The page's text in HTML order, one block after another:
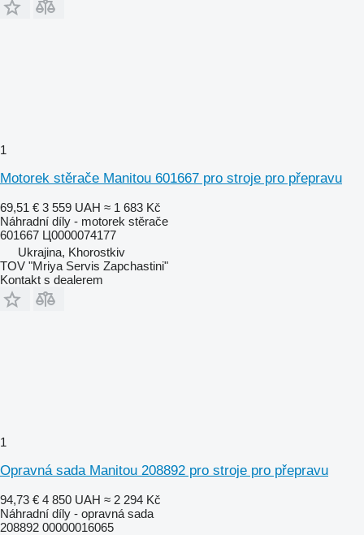
1
Motorek stěrače Manitou 601667 pro stroje pro přepravu
69,51 € 3 559 UAH ≈ 1 683 Kč
Náhradní díly - motorek stěrače
601667 Ц0000074177
Ukrajina, Khorostkiv
TOV "Mriya Servis Zapchastini"
Kontakt s dealerem
1
Opravná sada Manitou 208892 pro stroje pro přepravu
94,73 € 4 850 UAH ≈ 2 294 Kč
Náhradní díly - opravná sada
208892 00000016065